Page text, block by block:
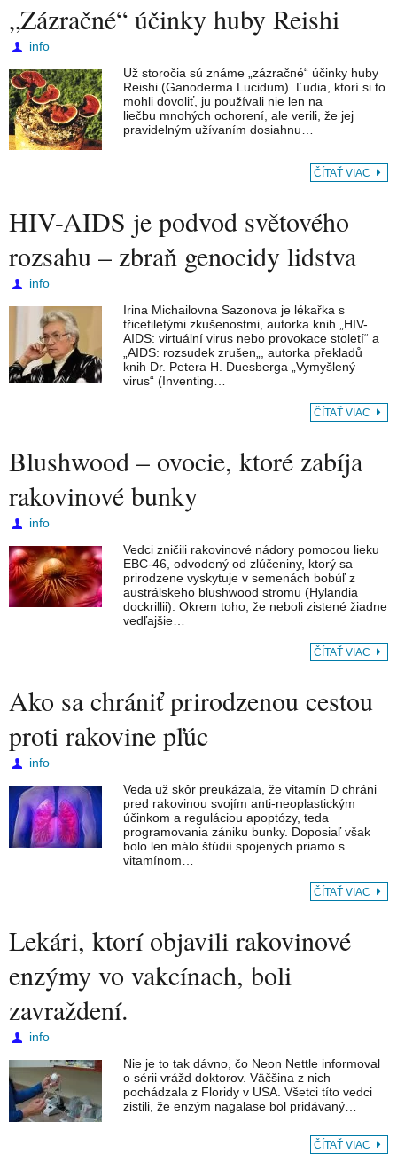
„Zázračné“ účinky huby Reishi
info
Už storočia sú známe „zázračné“ účinky huby
Reishi (Ganoderma Lucidum). Ľudia, ktorí si to
mohli dovoliť, ju používali nie len na
liečbu mnohých ochorení, ale verili, že jej
pravidelným užívaním dosiahnu…
ČÍTAŤ VIAC
HIV-AIDS je podvod světového
rozsahu – zbraň genocidy lidstva
info
Irina Michailovna Sazonova je lékařka s
třicetiletými zkušenostmi, autorka knih „HIV-
AIDS: virtuální virus nebo provokace století“ a
„AIDS: rozsudek zrušen„, autorka překladů
knih Dr. Petera H. Duesberga „Vymyšlený
virus“ (Inventing…
ČÍTAŤ VIAC
Blushwood – ovocie, ktoré zabíja
rakovinové bunky
info
Vedci zničili rakovinové nádory pomocou lieku
EBC-46, odvodený od zlúčeniny, ktorý sa
prirodzene vyskytuje v semenách bobúľ z
austrálskeho blushwood stromu (Hylandia
dockrillii). Okrem toho, že neboli zistené žiadne
vedľajšie…
ČÍTAŤ VIAC
Ako sa chrániť prirodzenou cestou
proti rakovine pľúc
info
Veda už skôr preukázala, že vitamín D chráni
pred rakovinou svojím anti-neoplastickým
účinkom a reguláciou apoptózy, teda
programovania zániku bunky. Doposiaľ však
bolo len málo štúdií spojených priamo s
vitamínom…
ČÍTAŤ VIAC
Lekári, ktorí objavili rakovinové
enzýmy vo vakcínach, boli
zavraždení.
info
Nie je to tak dávno, čo Neon Nettle informoval
o sérii vrážd doktorov. Väčšina z nich
pochádzala z Floridy v USA. Všetci títo vedci
zistili, že enzým nagalase bol pridávaný…
ČÍTAŤ VIAC